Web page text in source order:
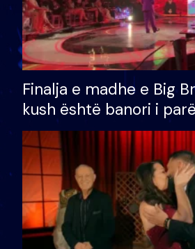
Finalja e madhe e Big
kush është banori i
shtëpinë dhe humb
të fituar çmimin e